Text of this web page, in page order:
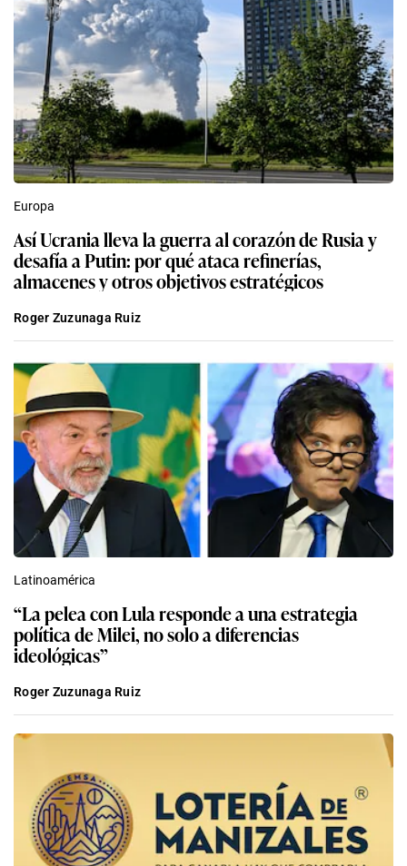
Europa
Así Ucrania lleva la guerra al corazón de Rusia y
desafía a Putin: por qué ataca refinerías,
almacenes y otros objetivos estratégicos
Roger Zuzunaga Ruiz
Latinoamérica
“La pelea con Lula responde a una estrategia
política de Milei, no solo a diferencias
ideológicas”
Roger Zuzunaga Ruiz